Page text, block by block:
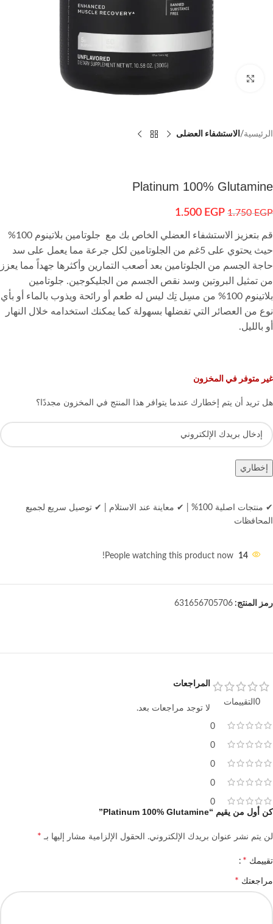
اضغط للتكبير
الرئيسية الاستشفاء العضلى
Platinum 100% Glutamine
1.750EGP
1.500 EGP
قم بتعزيز الاستشفاء العضلي الخاص بك مع جلوتامين بلاتينوم 100%
حيث يحتوي على 5غم من الجلوتامين لكل جرعة مما يعمل على سد
حاجة الجسم من الجلوتامين بعد أصعب التمارين وأكثرها جهداً مما يعزز
من تمثيل البروتين وسد نقص الجسم من الجليكوجين. جلوتامين
بلاتينوم 100% من مسِل تِك ليس له طعم أو رائحة ويذوب بالماء أو بأي
نوع من العصائر التي تفضلها بسهولة كما يمكنك استخدامه خلال النهار
أو بالليل.
غير متوفر في المخزون
هل تريد أن يتم إخطارك عندما يتوافر هذا المنتج في المخزون مجددًا؟
إخطاري
✔ منتجات اصلية 100% ✔ معاينة عند الاستلام
✔ توصيل سريع لجميع
المحافظات
14
People watching this product now!
رمز المنتج: 631656705706
0التقييمات
0
0
0
0
0
المراجعات
لا توجد مراجعات بعد.
كن أول من يقيم “Platinum 100% Glutamine”
لن يتم نشر عنوان بريدك الإلكتروني. الحقول الإلزامية مشار إليها بـ *
تقييمك *
مراجعتك *